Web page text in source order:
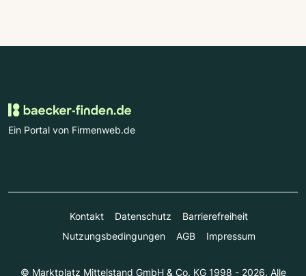
Ein Portal von Firmenweb.de
Kontakt Datenschutz
Barrierefreiheit
Nutzungsbedingungen
AGB Impressum
© Marktplatz Mittelstand GmbH & Co. KG 1998 - 2026. Alle